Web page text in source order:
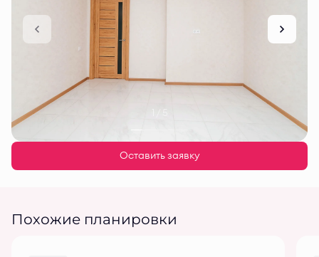
Оставить заявку
Похожие планировки